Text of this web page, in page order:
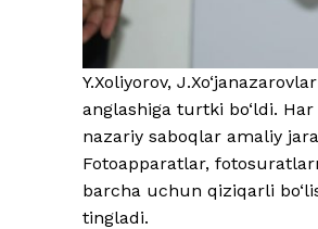
Y.Xoliyorov,
anglashiga turtki bo‘ldi.
nazariy saboqlar amaliy
Fotoapparatlar,
barcha uchun qiziqarli
tingladi.